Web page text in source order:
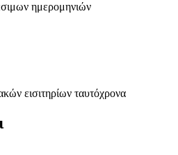
ημερομηνιών
εισιτηρίων ταυτόχρονα